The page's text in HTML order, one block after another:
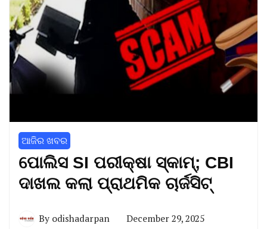
ଆଜିର ଖବର
ପୋଲିସ SI ପରୀକ୍ଷା ସ୍କାମ୍‌; CBI
ଦାଖଲ କଲା ପ୍ରାଥମିକ ଚାର୍ଜସିଟ୍
By odishadarpan December 29, 2025